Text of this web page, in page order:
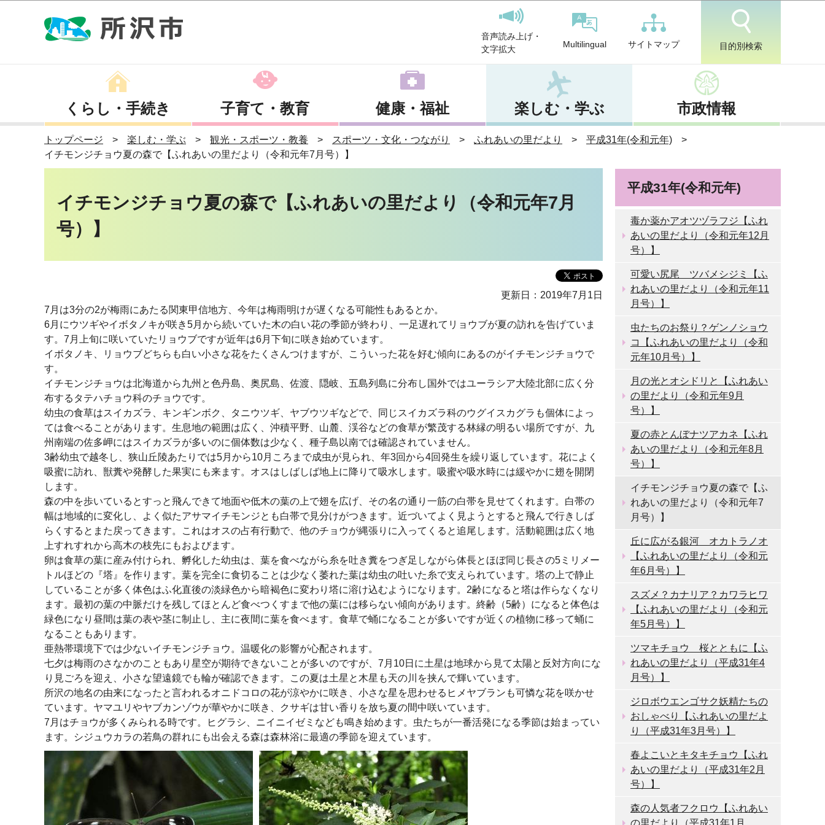
音声読み上げ・
文字拡大
Multilingual サイトマップ 目的別検索
くらし・手続き 子育て・教育 健康・福祉 楽しむ・学ぶ 市政情報
トップページ 楽しむ・学ぶ 観光・スポーツ・教養 スポーツ・文化・つながり ふれあいの里だより
平成31年(令和元年)
イチモンジチョウ夏の森で【ふれあいの里だより（令和元年7月号）】
イチモンジチョウ夏の森で【ふれあいの里だより（令和元年7月
号）】
更新日：2019年7月1日
7月は3分の2が梅雨にあたる関東甲信地方、今年は梅雨明けが遅くなる可能性もあるとか。
6月にウツギやイボタノキが咲き5月から続いていた木の白い花の季節が終わり、一足遅れてリョウブが夏の訪れを告げていま
す。7月上旬に咲いていたリョウブですが近年は6月下旬に咲き始めています。
イボタノキ、リョウブどちらも白い小さな花をたくさんつけますが、こういった花を好む傾向にあるのがイチモンジチョウで
す。
イチモンジチョウは北海道から九州と色丹島、奥尻島、佐渡、隠岐、五島列島に分布し国外ではユーラシア大陸北部に広く分
布するタテハチョウ科のチョウです。
幼虫の食草はスイカズラ、キンギンボク、タニウツギ、ヤブウツギなどで、同じスイカズラ科のウグイスカグラも個体によっ
ては食べることがあります。生息地の範囲は広く、沖積平野、山麓、渓谷などの食草が繁茂する林縁の明るい場所ですが、九
州南端の佐多岬にはスイカズラが多いのに個体数は少なく、種子島以南では確認されていません。
3齢幼虫で越冬し、狭山丘陵あたりでは5月から10月ころまで成虫が見られ、年3回から4回発生を繰り返しています。花によく
吸蜜に訪れ、獣糞や発酵した果実にも来ます。オスはしばしば地上に降りて吸水します。吸蜜や吸水時には緩やかに翅を開閉
します。
森の中を歩いているとすっと飛んできて地面や低木の葉の上で翅を広げ、その名の通り一筋の白帯を見せてくれます。白帯の
幅は地域的に変化し、よく似たアサマイチモンジとも白帯で見分けがつきます。近づいてよく見ようとすると飛んで行きしば
らくするとまた戻ってきます。これはオスの占有行動で、他のチョウが縄張りに入ってくると追尾します。活動範囲は広く地
上すれすれから高木の枝先にもおよびます。
卵は食草の葉に産み付けられ、孵化した幼虫は、葉を食べながら糸を吐き糞をつぎ足しながら体長とほぼ同じ長さの5ミリメー
トルほどの『塔』を作ります。葉を完全に食切ることは少なく萎れた葉は幼虫の吐いた糸で支えられています。塔の上で静止
していることが多く体色はふ化直後の淡緑色から暗褐色に変わり塔に溶け込むようになります。2齢になると塔は作らなくなり
ます。最初の葉の中脈だけを残してほとんど食べつくすまで他の葉には移らない傾向があります。終齢（5齢）になると体色は
緑色になり昼間は葉の表や茎に制止し、主に夜間に葉を食べます。食草で蛹になることが多いですが近くの植物に移って蛹に
なることもあります。
亜熱帯環境下では少ないイチモンジチョウ。温暖化の影響が心配されます。
七夕は梅雨のさなかのこともあり星空が期待できないことが多いのですが、7月10日に土星は地球から見て太陽と反対方向にな
り見ごろを迎え、小さな望遠鏡でも輪が確認できます。この夏は土星と木星も天の川を挟んで輝いています。
所沢の地名の由来になったと言われるオニドコロの花が涼やかに咲き、小さな星を思わせるヒメヤブランも可憐な花を咲かせ
ています。ヤマユリやヤブカンゾウが華やかに咲き、クサギは甘い香りを放ち夏の間中咲いています。
7月はチョウが多くみられる時です。ヒグラシ、ニイニイゼミなども鳴き始めます。虫たちが一番活発になる季節は始まってい
ます。シジュウカラの若鳥の群れにも出会える森は森林浴に最適の季節を迎えています。
平成31年(令和元年)
毒か薬かアオツヅラフジ【ふれ
あいの里だより（令和元年12月
号）】
可愛い尻尾 ツバメシジミ【ふ
れあいの里だより（令和元年11
月号）】
虫たちのお祭り？ゲンノショウ
コ【ふれあいの里だより（令和
元年10月号）】
月の光とオシドリと【ふれあい
の里だより（令和元年9月
号）】
夏の赤とんぼナツアカネ【ふれ
あいの里だより（令和元年8月
号）】
イチモンジチョウ夏の森で【ふ
れあいの里だより（令和元年7
月号）】
丘に広がる銀河 オカトラノオ
【ふれあいの里だより（令和元
年6月号）】
スズメ？カナリア？カワラヒワ
【ふれあいの里だより（令和元
年5月号）】
ツマキチョウ 桜とともに【ふ
れあいの里だより（平成31年4
月号）】
ジロボウエンゴサク妖精たちの
おしゃべり【ふれあいの里だよ
り（平成31年3月号）】
春よこいとキタキチョウ【ふれ
あいの里だより（平成31年2月
号）】
森の人気者フクロウ【ふれあい
の里だより（平成31年1月